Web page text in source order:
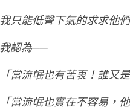
我只能低聲下氣的求求他
我認為──
「當流氓也有苦衷！誰又
「當流氓也實在不容易，